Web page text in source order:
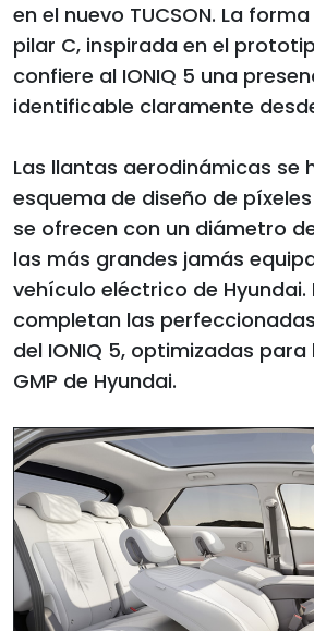
en el nuevo TUCSON. La
pilar C, inspirada en el
confiere al IONIQ 5 una
identificable claramente
Las llantas aerodinámicas se
esquema de diseño de
se ofrecen con un diámetro
las más grandes jamás
vehículo eléctrico de Hyundai.
completan las
del IONIQ 5, optimizadas
GMP de Hyundai.